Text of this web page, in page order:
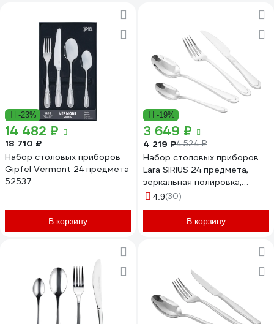
-23%
14 482 ₽
18 710 ₽
Набор столовых приборов
Gipfel Vermont 24 предмета
52537
В корзину
-19%
3 649 ₽
4 219 ₽4 524 ₽
Набор столовых приборов
Lara SIRIUS 24 предмета,
зеркальная полировка,
острая вилка, классический
4.9(30)
В корзину